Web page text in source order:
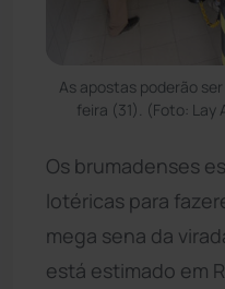
As apostas poderão
feira (31). (Foto: Lay
Os brumadenses
lotéricas para
mega sena da
está estimado em